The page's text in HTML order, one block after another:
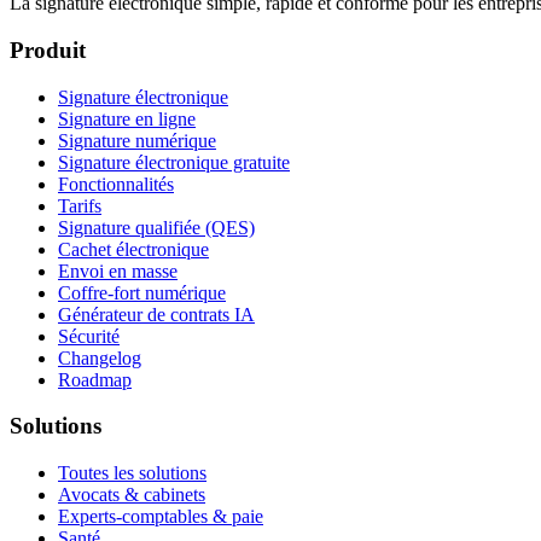
Produit
Signature électronique
Signature en ligne
Signature numérique
Signature électronique gratuite
Fonctionnalités
Tarifs
Signature qualifiée (QES)
Cachet électronique
Envoi en masse
Coffre-fort numérique
Générateur de contrats IA
Sécurité
Changelog
Roadmap
Solutions
Toutes les solutions
Avocats & cabinets
Experts-comptables & paie